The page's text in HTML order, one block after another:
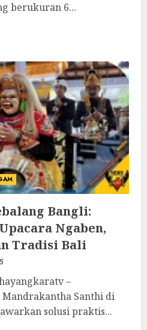
berukuran 6...
Bangli:
Ngaben,
Tradisi Bali‎
–
Santhi di
solusi praktis...